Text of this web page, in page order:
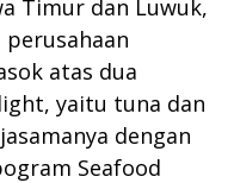
Timur dan Luwuk,
perusahaan
atas dua
yaitu tuna dan
dengan
Seafood